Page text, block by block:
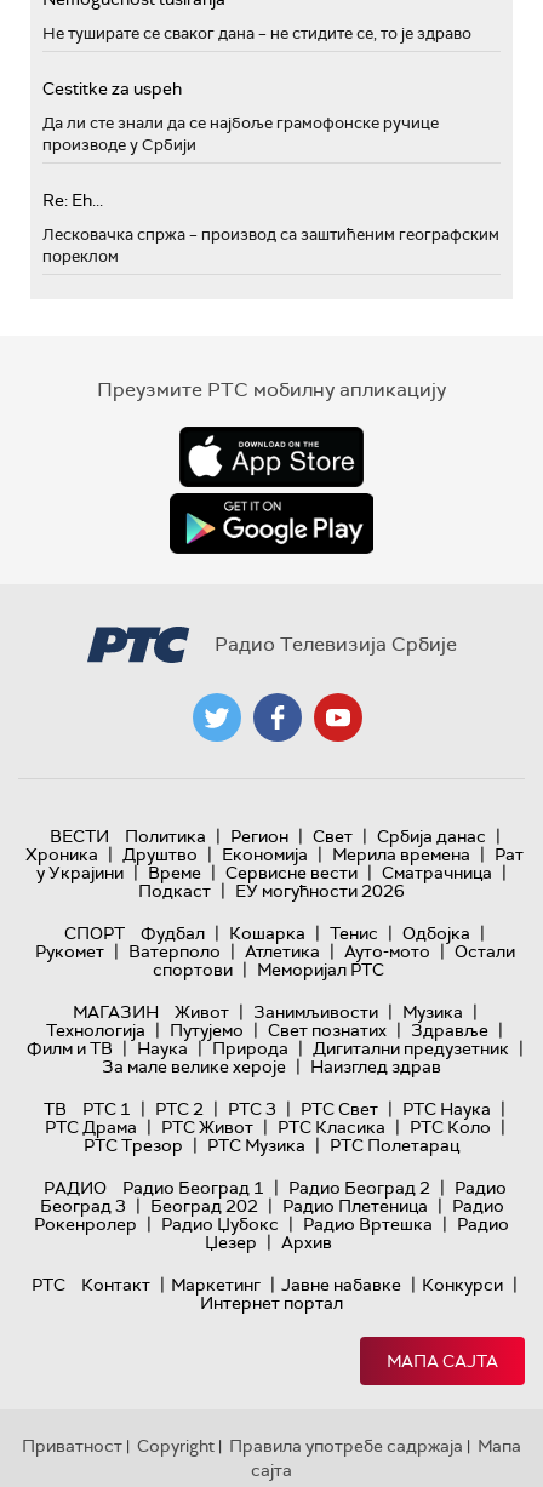
Не туширате се сваког дана – не стидите се, то је здраво
Cestitke za uspeh
Да ли сте знали да се најбоље грамофонске ручице
производе у Србији
Re: Eh...
Лесковачка спржа – производ са заштићеним географским
пореклом
Преузмите РТС мобилну апликацију
Радио Телевизија Србије
ВЕСТИ Политика | Регион | Свет | Србија данас |
Хроника | Друштво | Економија | Мерила времена | Рат
у Украјини | Време | Сервисне вести | Сматрачница |
Подкаст | ЕУ могућности 2026
СПОРТ
Фудбал | Кошарка | Тенис | Одбојка |
Рукомет | Ватерполо | Атлетика | Ауто-мото | Остали
спортови | Меморијал РТС
МАГАЗИН
Живот | Занимљивости | Музика |
Технологијa | Путујемо | Свет познатих | Здравље |
Филм и ТВ | Наука | Природа | Дигитални предузетник |
За мале велике хероје | Наизглед здрав
ТВ
РТС 1 | РТС 2 | РТС 3 | РТС Свет | РТС Наука |
РТС Драма | РТС Живот | РТС Класика | РТС Коло |
РТС Трезор | РТС Музика | РТС Полетарац
РАДИО
Радио Београд 1 | Радио Београд 2 | Радио
Београд 3 | Београд 202 | Радио Плетеница | Радио
Рокенролер | Радио Џубокс | Радио Вртешка | Радио
Џезер | Архив
РТС
Контакт | Маркетинг | Јавне набавке | Конкурси |
Интернет портал
МАПА САЈТА
Приватност | Copyright | Правила употребе садржаја | Мапа
сајта